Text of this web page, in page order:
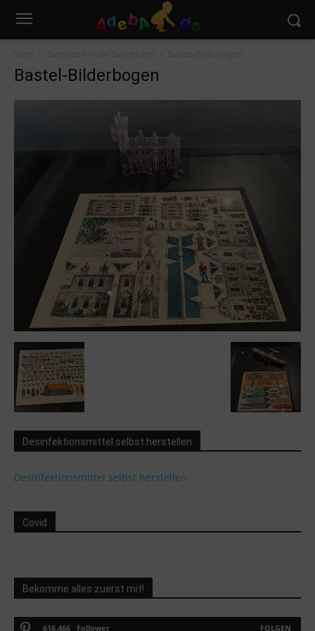
Bastel-Bilderbogen
Desinfektionsmittel selbst herstellen
Desinfektionsmittel selbst herstellen
Covid
Bekomme alles zuerst mit!
616,466 Follower FOLGEN